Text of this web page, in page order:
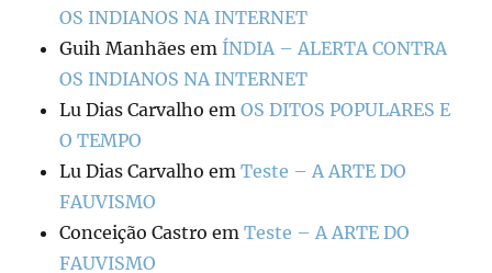
OS INDIANOS NA INTERNET
Guih Manhães em ÍNDIA – ALERTA CONTRA
OS INDIANOS NA INTERNET
Lu Dias Carvalho emOS DITOS POPULARES E
O TEMPO
Lu Dias Carvalho emTeste – A ARTE DO
FAUVISMO
Conceição Castro emTeste – A ARTE DO
FAUVISMO